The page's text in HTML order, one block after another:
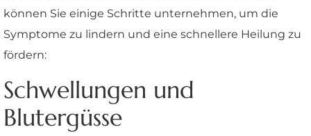
können Sie einige Schritte unternehmen, um die
Symptome zu lindern und eine schnellere Heilung zu
fördern:
Schwellungen und
Blutergüsse